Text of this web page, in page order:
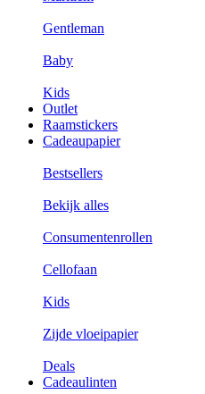
Gentleman
Baby
Kids
Outlet
Raamstickers
Cadeaupapier
Bestsellers
Bekijk alles
Consumentenrollen
Cellofaan
Kids
Zijde vloeipapier
Deals
Cadeaulinten